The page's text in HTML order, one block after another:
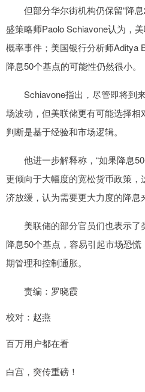
但部分华尔街机构仍保留“降息
盛策略师Paolo Schiavone认为，
概率事件；美国银行分析师Aditya
降息50个基点的可能性仍然很小。
Schiavone指出，尽管即将到
场波动，但美联储更有可能选择
判断是基于经验和市场逻辑。
他进一步解释称，“如果降息50
更倾向于大幅度的宽松货币政策
济放缓，认为需要更大力度的降息
美联储的部分官员们也表示了
降息50个基点，容易引起市场恐
期管理和控制通胀。
责编：罗晓霞
校对：赵燕
百万用户都在看
白宫，突传重磅！